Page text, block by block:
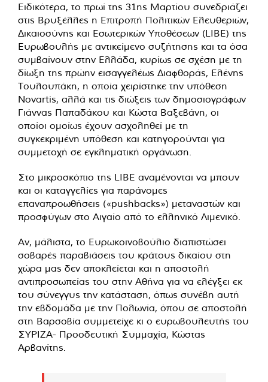
Ειδικότερα, το πρωί της 31ης Μαρτίου συνεδριάζει
στις Βρυξέλλες η Επιτροπή Πολιτικών Ελευθεριών,
Δικαιοσύνης και Εσωτερικών Υποθέσεων (LIBE) της
Ευρωβουλής με αντικείμενο συζήτησης και τα όσα
συμβαίνουν στην Ελλάδα, κυρίως σε σχέση με τη
δίωξη της πρώην εισαγγελέως Διαφθοράς, Ελένης
Τουλουπάκη, η οποία χειρίστηκε την υπόθεση
Novartis, αλλά και τις διώξεις των δημοσιογράφων
Γιάννας Παπαδάκου και Κώστα Βαξεβάνη, οι
οποίοι ομοίως έχουν ασχοληθεί με τη
συγκεκριμένη υπόθεση και κατηγορούνται για
συμμετοχή σε εγκληματική οργάνωση.
Στο μικροσκόπιο της LIBE αναμένονται να μπουν
και οι καταγγελίες για παράνομες
επαναπροωθήσεις («pushbacks») μεταναστών και
προσφύγων στο Αιγαίο από το ελληνικό Λιμενικό.
Αν, μάλιστα, το Ευρωκοινοβούλιο διαπιστώσει
σοβαρές παραβιάσεις του κράτους δικαίου στη
χώρα μας δεν αποκλείεται και η αποστολή
αντιπροσωπείας του στην Αθήνα για να ελέγξει εκ
του σύνεγγυς την κατάσταση, όπως συνέβη αυτή
την εβδομάδα με την Πολωνία, όπου σε αποστολή
στη Βαρσοβία συμμετείχε κι ο ευρωβουλευτής του
ΣΥΡΙΖΑ- Προοδευτική Συμμαχία, Κώστας
Αρβανίτης.